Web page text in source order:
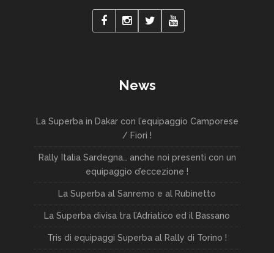
News
La Superba in Dakar con l’equipaggio Camporese
/ Fiori !
Rally Italia Sardegna… anche noi presenti con un
equipaggio d’eccezione !
La Superba al Sanremo e al Rubinetto
La Superba divisa tra l’Adriatico ed il Bassano
Tris di equipaggi Superba al Rally di Torino !